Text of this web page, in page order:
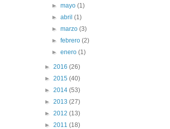
►mayo(1)
►abril(1)
►marzo(3)
►febrero(2)
►enero(1)
► 2016 (26)
► 2015 (40)
► 2014 (53)
► 2013 (27)
► 2012 (13)
► 2011 (18)